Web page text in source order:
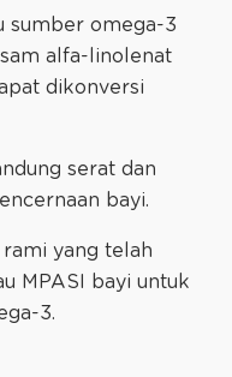
sumber omega-3
alfa-linolenat
dikonversi
serat dan
bayi.
yang telah
MPASI bayi untuk
3.